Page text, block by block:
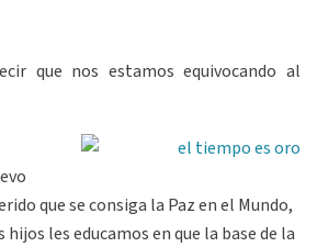
que nos estamos equivocando al
que se consiga la Paz en el Mundo,
les educamos en que la base de la